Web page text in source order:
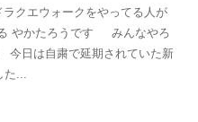
クエウォークをやってる人が
やかたろうです みんなやろ
今日は自粛で延期されていた新
...